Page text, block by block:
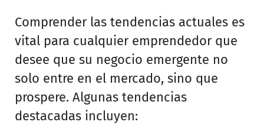
Comprender las tendencias actuales es
vital para cualquier emprendedor que
desee que su negocio emergente no
solo entre en el mercado, sino que
prospere. Algunas tendencias
destacadas incluyen: